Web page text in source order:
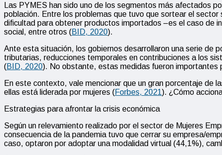
Las PYMES han sido uno de los segmentos más afectados
población. Entre los problemas que tuvo que sortear el sector
dificultad para obtener productos importados –es el caso de
social, entre otros (BID, 2020).
Ante esta situación, los gobiernos desarrollaron una serie de
tributarias, reducciones temporales en contribuciones a los
(BID, 2020). No obstante, estas medidas fueron importantes
En este contexto, vale mencionar que un gran porcentaje de
ellas está liderada por mujeres (Forbes, 2021 ). ¿Cómo
Estrategias para afrontar la crisis económica
Según un relevamiento realizado por el sector de Mujeres
consecuencia de la pandemia tuvo que cerrar su empresa/
caso, optaron por adoptar una modalidad virtual (44,1%),